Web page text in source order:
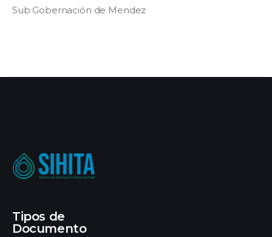
Sub Gobernación de Mendez
Tipos de
Documento